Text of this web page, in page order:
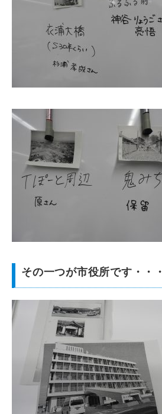
その一つが市役所です・・・